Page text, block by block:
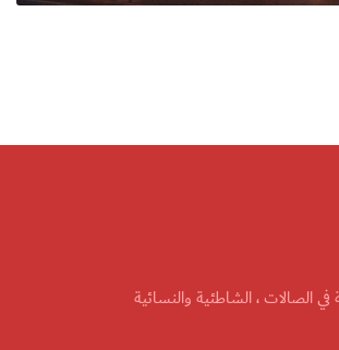
في الصالات ، الشاطئية والنسائية